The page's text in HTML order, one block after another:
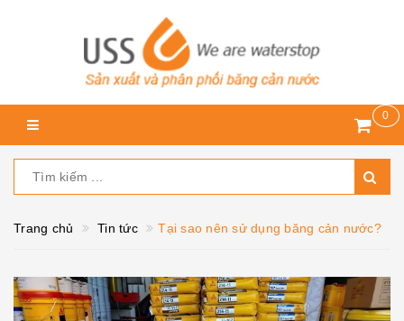
0
Trang chủ Tin tức Tại sao nên sử dụng băng cản nước?